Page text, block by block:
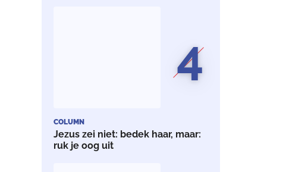
4
COLUMN
Jezus zei niet: bedek haar, maar:
ruk je oog uit